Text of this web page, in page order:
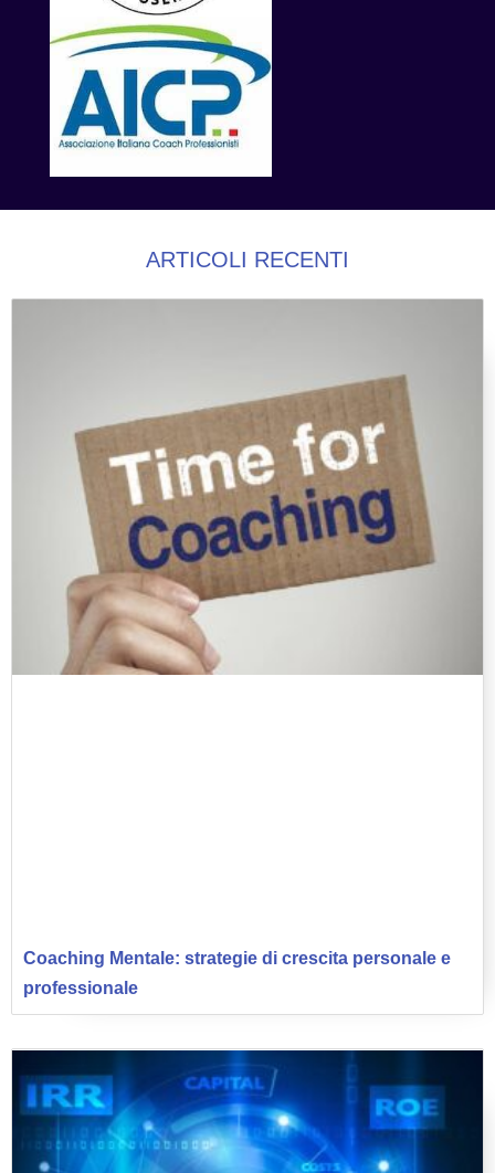
ARTICOLI RECENTI
Coaching Mentale: strategie di crescita personale e
professionale